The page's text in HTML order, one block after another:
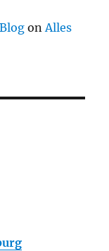
onAlles